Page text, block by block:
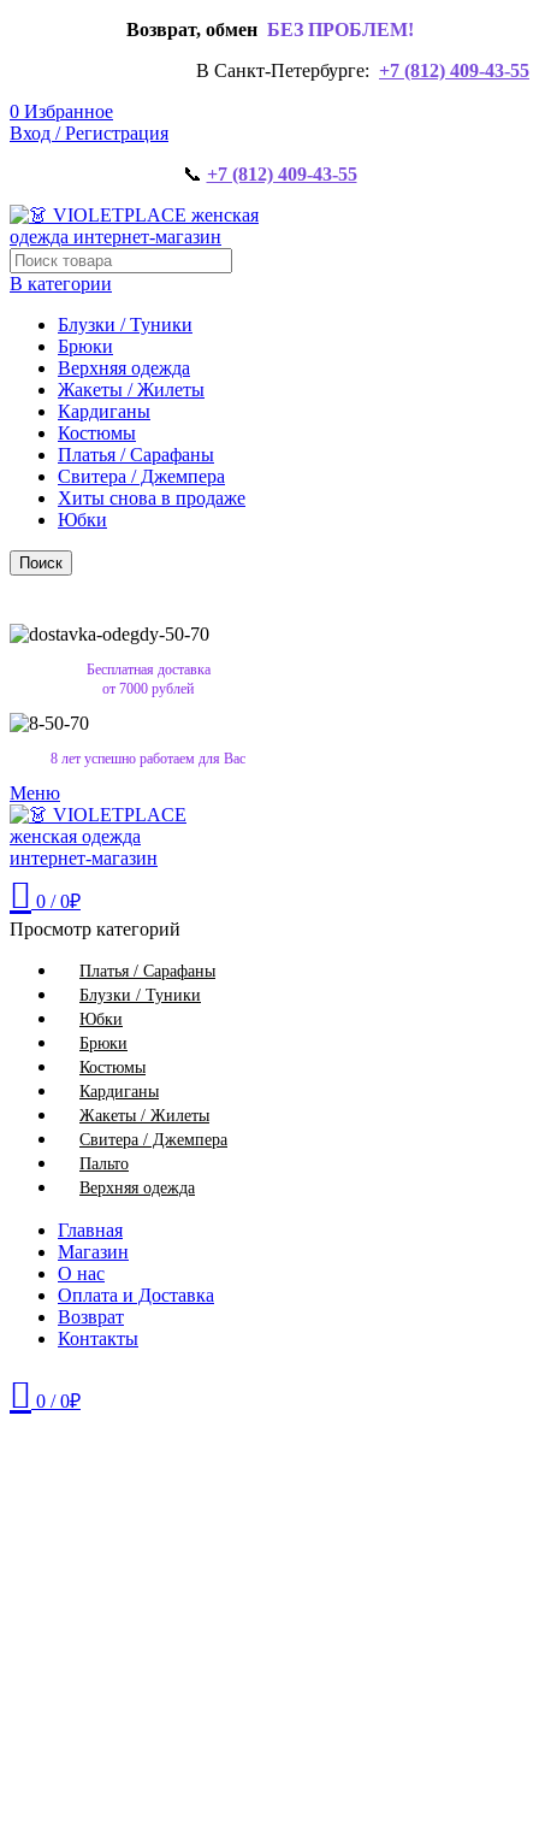
Возврат, обмен БЕЗ ПРОБЛЕМ!
В Санкт-Петербурге: +7 (812) 409-43-55
0 Избранное
Вход / Регистрация
📞 +7 (812) 409-43-55
В категории
Блузки / Туники
Брюки
Верхняя одежда
Жакеты / Жилеты
Кардиганы
Костюмы
Платья / Сарафаны
Свитера / Джемпера
Хиты снова в продаже
Юбки
Поиск
Бесплатная доставка
от 7000 рублей
8 лет успешно работаем для Вас
Меню
0 / 0₽
Просмотр категорий
Платья / Сарафаны
Блузки / Туники
Юбки
Брюки
Костюмы
Кардиганы
Жакеты / Жилеты
Свитера / Джемпера
Пальто
Верхняя одежда
Главная
Магазин
О нас
Оплата и Доставка
Возврат
Контакты
0 / 0₽